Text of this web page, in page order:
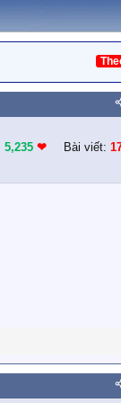
5,235 ❤︎ Bài viết: